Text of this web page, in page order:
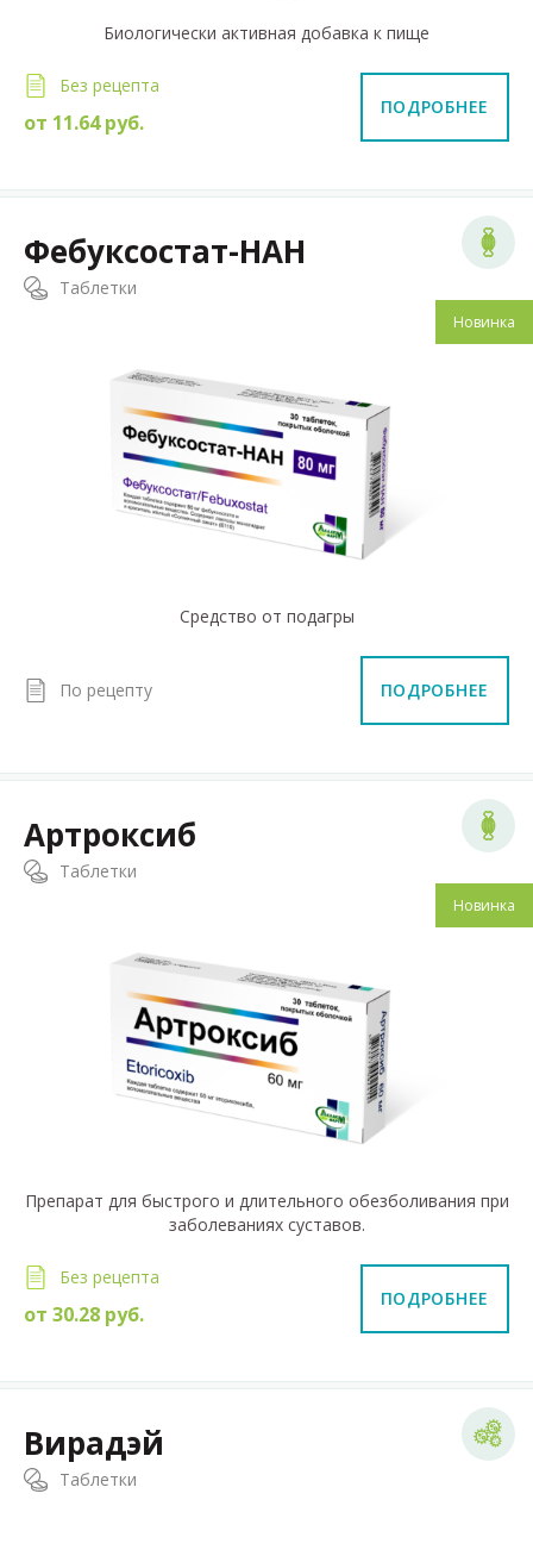
Биологически активная добавка к пище
Без рецепта
от 11.64руб.
ПОДРОБНЕЕ
Фебуксостат-НАН
Таблетки
Новинка
Средство от подагры
По рецепту ПОДРОБНЕЕ
Артроксиб
Таблетки
Новинка
Препарат для быстрого и длительного обезболивания при
заболеваниях суставов.
Без рецепта
от 30.28 руб.
ПОДРОБНЕЕ
Вирадэй
Таблетки